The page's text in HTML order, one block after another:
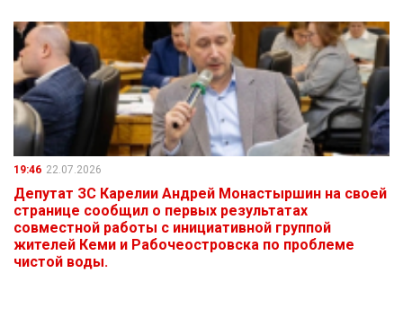
19:46 22.07.2026
Депутат ЗС Карелии Андрей Монастыршин на своей
странице сообщил о первых результатах
совместной работы с инициативной группой
жителей Кеми и Рабочеостровска по проблеме
чистой воды.